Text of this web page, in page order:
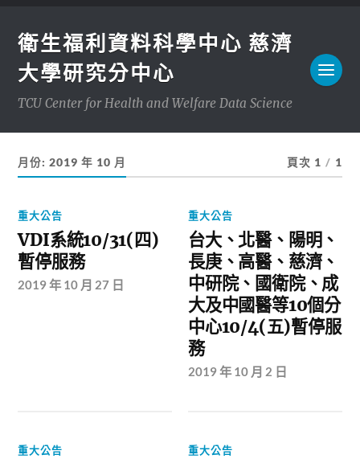
衛生福利資料科學中心 慈濟
大學研究分中心
TCU Center for Health and Welfare Data Science
月份:2019 年 10 月 頁次 1 / 1
重大公告
VDI系統10/31(四)
暫停服務
2019 年 10 月 27 日
重大公告
台大、北醫、陽明、
長庚、高醫、慈濟、
中研院、國衛院、成
大及中國醫等10個分
中心10/4(五)暫停服
務
2019 年 10 月 2 日
重大公告 重大公告